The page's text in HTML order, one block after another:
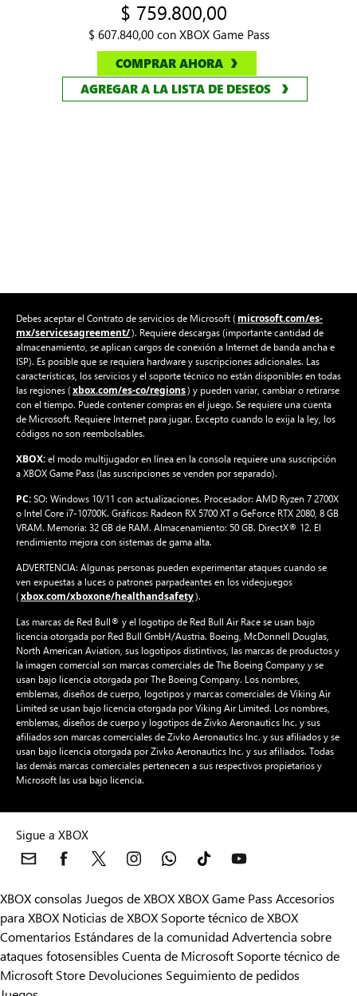
$ 759.800,00
$ 607.840,00 con XBOX Game Pass
COMPRAR AHORA
Debes aceptar el Contrato de servicios de Microsoft (microsoft.com/es-
mx/servicesagreement/ ). Requiere descargas (importante cantidad de
almacenamiento, se aplican cargos de conexión a Internet de banda ancha e
ISP). Es posible que se requiera hardware y suscripciones adicionales. Las
características, los servicios y el soporte técnico no están disponibles en todas
las regiones ( xbox.com/es-co/regions ) y pueden variar, cambiar o retirarse
con el tiempo. Puede contener compras en el juego. Se requiere una cuenta
códigos no son reembolsables.
a XBOX Game Pass (las suscripciones se venden por separado).
PC:SO: Windows 10/11 con actualizaciones. Procesador: AMD Ryzen 7 2700X
o Intel Core i7-10700K. Gráficos: Radeon RX 5700 XT o GeForce RTX 2080, 8 GB
rendimiento mejora con sistemas de gama alta.
ADVERTENCIA: Algunas personas pueden experimentar ataques cuando se
(xbox.com/xboxone/healthandsafety).
Las marcas de Red Bull® y el logotipo de Red Bull Air Race se usan bajo
licencia otorgada por Red Bull GmbH/Austria. Boeing, McDonnell Douglas,
North American Aviation, sus logotipos distintivos, las marcas de productos y
la imagen comercial son marcas comerciales de The Boeing Company y se
usan bajo licencia otorgada por The Boeing Company. Los nombres,
emblemas, diseños de cuerpo, logotipos y marcas comerciales de Viking Air
Limited se usan bajo licencia otorgada por Viking Air Limited. Los nombres,
emblemas, diseños de cuerpo y logotipos de Zivko Aeronautics Inc. y sus
afiliados son marcas comerciales de Zivko Aeronautics Inc. y sus afiliados y se
usan bajo licencia otorgada por Zivko Aeronautics Inc. y sus afiliados. Todas
Microsoft las usa bajo licencia.
Sigue a XBOX
XBOX consolas Juegos de XBOX XBOX Game Pass
Accesorios
para XBOX
Noticias de XBOX
Soporte técnico de XBOX
Comentarios
Estándares de la comunidad
Advertencia sobre
ataques fotosensibles
Cuenta de Microsoft Soporte técnico de